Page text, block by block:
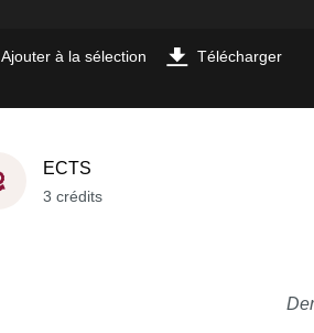
Ajouter à la sélection Télécharger
ECTS
3 crédits